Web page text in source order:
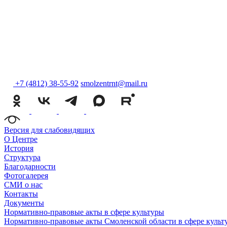
+7 (4812) 38-55-92 smolzentrnt@mail.ru
Версия для слабовидящих
О Центре
История
Структура
Благодарности
Фотогалерея
СМИ о нас
Контакты
Документы
Нормативно-правовые акты в сфере культуры
Нормативно-правовые акты Смоленской области в сфере